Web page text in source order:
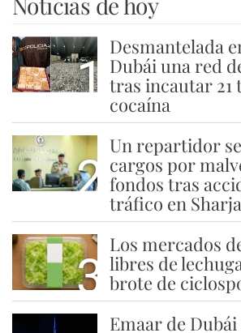
1
Desmantelada
Dubái una red
tras incautar 21
cocaína
2
Un repartidor
cargos por
fondos tras
tráfico en
3
Los mercados
libres de
brote de
Emaar de